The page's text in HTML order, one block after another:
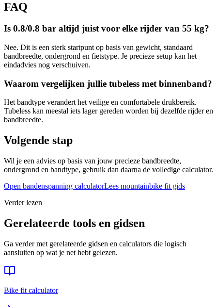
FAQ
Is 0.8/0.8 bar altijd juist voor elke rijder van 55 kg?
Nee. Dit is een sterk startpunt op basis van gewicht, standaard
bandbreedte, ondergrond en fietstype. Je precieze setup kan het
eindadvies nog verschuiven.
Waarom vergelijken jullie tubeless met binnenband?
Het bandtype verandert het veilige en comfortabele drukbereik.
Tubeless kan meestal iets lager gereden worden bij dezelfde rijder en
bandbreedte.
Volgende stap
Wil je een advies op basis van jouw precieze bandbreedte,
ondergrond en bandtype, gebruik dan daarna de volledige calculator.
Open bandenspanning calculatorLees mountainbike fit gids
Verder lezen
Gerelateerde tools en gidsen
Ga verder met gerelateerde gidsen en calculators die logisch
aansluiten op wat je net hebt gelezen.
Bike fit calculator